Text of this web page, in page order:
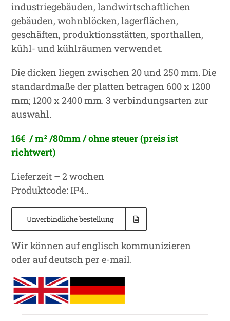
industriegebäuden, landwirtschaftlichen
gebäuden, wohnblöcken, lagerflächen,
geschäften, produktionsstätten, sporthallen,
kühl- und kühlräumen verwendet.
Die dicken liegen zwischen 20 und 250 mm. Die
standardmaße der platten betragen 600 x 1200
mm; 1200 x 2400 mm. 3 verbindungsarten zur
auswahl.
16€ / m²/80mm /ohne steuer(preis ist
richtwert)
Lieferzeit – 2 wochen
Produktcode: IP4..
Unverbindliche bestellung
Wir können auf englisch kommunizieren
oder auf deutsch per e-mail.